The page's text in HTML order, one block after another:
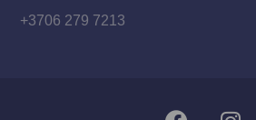
+3706 279 7213